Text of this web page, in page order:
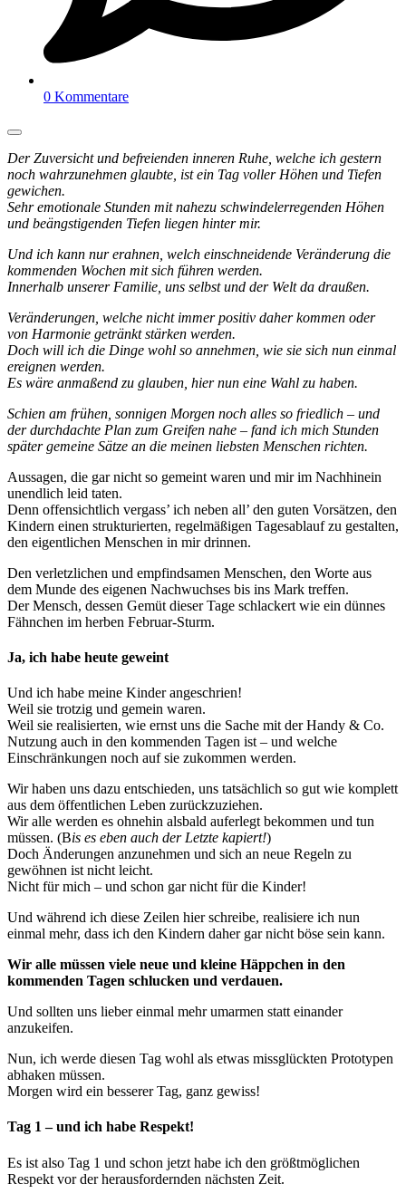
0 Kommentare
Der Zuversicht und befreienden inneren Ruhe, welche ich gestern
noch wahrzunehmen glaubte, ist ein Tag voller Höhen und Tiefen
gewichen.
Sehr emotionale Stunden mit nahezu schwindelerregenden Höhen
und beängstigenden Tiefen liegen hinter mir.
Und ich kann nur erahnen, welch einschneidende Veränderung die
kommenden Wochen mit sich führen werden.
Innerhalb unserer Familie, uns selbst und der Welt da draußen.
Veränderungen, welche nicht immer positiv daher kommen oder
von Harmonie getränkt stärken werden.
Doch will ich die Dinge wohl so annehmen, wie sie sich nun einmal
ereignen werden.
Es wäre anmaßend zu glauben, hier nun eine Wahl zu haben.
Schien am frühen, sonnigen Morgen noch alles so friedlich – und
der durchdachte Plan zum Greifen nahe – fand ich mich Stunden
später gemeine Sätze an die meinen liebsten Menschen richten.
Aussagen, die gar nicht so gemeint waren und mir im Nachhinein
unendlich leid taten.
Denn offensichtlich vergass’ ich neben all’ den guten Vorsätzen, den
Kindern einen strukturierten, regelmäßigen Tagesablauf zu gestalten,
den eigentlichen Menschen in mir drinnen.
Den verletzlichen und empfindsamen Menschen, den Worte aus
dem Munde des eigenen Nachwuchses bis ins Mark treffen.
Der Mensch, dessen Gemüt dieser Tage schlackert wie ein dünnes
Fähnchen im herben Februar-Sturm.
Ja, ich habe heute geweint
Und ich habe meine Kinder angeschrien!
Weil sie trotzig und gemein waren.
Weil sie realisierten, wie ernst uns die Sache mit der Handy & Co.
Nutzung auch in den kommenden Tagen ist – und welche
Einschränkungen noch auf sie zukommen werden.
Wir haben uns dazu entschieden, uns tatsächlich so gut wie komplett
aus dem öffentlichen Leben zurückzuziehen.
Wir alle werden es ohnehin alsbald auferlegt bekommen und tun
müssen. (Bis es eben auch der Letzte kapiert!)
Doch Änderungen anzunehmen und sich an neue Regeln zu
gewöhnen ist nicht leicht.
Nicht für mich – und schon gar nicht für die Kinder!
Und während ich diese Zeilen hier schreibe, realisiere ich nun
einmal mehr, dass ich den Kindern daher gar nicht böse sein kann.
Wir alle müssen viele neue und kleine Häppchen in den
kommenden Tagen schlucken und verdauen.
Und sollten uns lieber einmal mehr umarmen statt einander
anzukeifen.
Nun, ich werde diesen Tag wohl als etwas missglückten Prototypen
abhaken müssen.
Morgen wird ein besserer Tag, ganz gewiss!
Tag 1 – und ich habe Respekt!
Es ist also Tag 1 und schon jetzt habe ich den größtmöglichen
Respekt vor der herausfordernden nächsten Zeit.